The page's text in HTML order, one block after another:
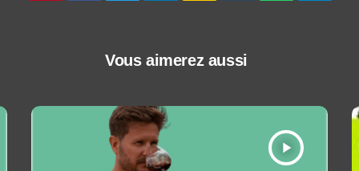
Vous aimerez aussi
play_arrow